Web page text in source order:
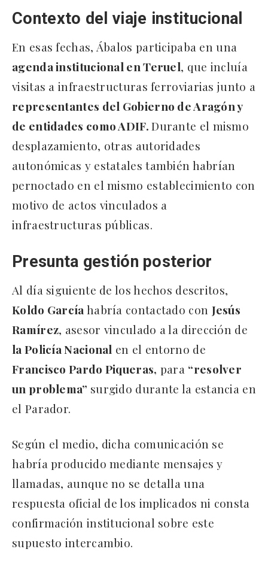
Contexto del viaje institucional
En esas fechas, Ábalos participaba en una
agenda institucional en Teruel, que incluía
visitas a infraestructuras ferroviarias junto a
representantes del Gobierno de Aragón y
de entidades como ADIF.Durante el mismo
desplazamiento, otras autoridades
autonómicas y estatales también habrían
pernoctado en el mismo establecimiento con
motivo de actos vinculados a
infraestructuras públicas.
Presunta gestión posterior
Al día siguiente de los hechos descritos,
Koldo Garcíahabría contactado con Jesús
Ramírez, asesor vinculado a la dirección de
la Policía Nacional en el entorno de
Francisco Pardo Piqueras, para “resolver
un problema” surgido durante la estancia en
el Parador.
Según el medio, dicha comunicación se
habría producido mediante mensajes y
llamadas, aunque no se detalla una
respuesta oficial de los implicados ni consta
confirmación institucional sobre este
supuesto intercambio.